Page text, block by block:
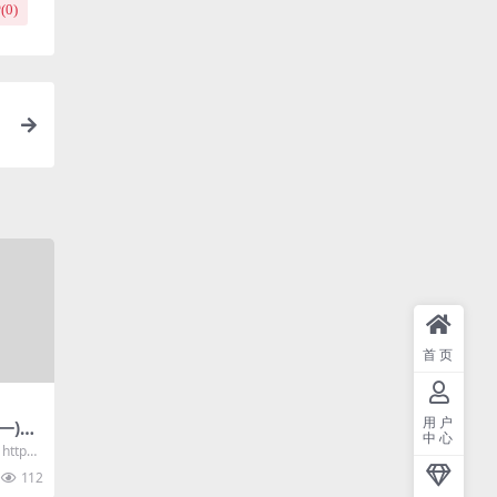
0)
)
http
112
首页
用户
中心